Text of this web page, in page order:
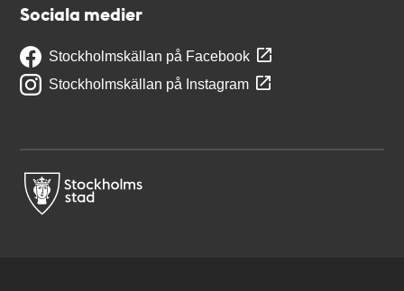
Sociala medier
Stockholmskällan på Facebook
Stockholmskällan på Instagram